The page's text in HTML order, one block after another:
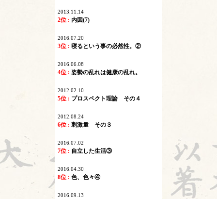
2013.11.14
2位 : 内因(7)
2016.07.20
3位 : 寝るという事の必然性。②
2016.06.08
4位 : 姿勢の乱れは健康の乱れ。
2012.02.10
5位 : プロスペクト理論 その４
2012.08.24
6位 : 刺激量 その３
2016.07.02
7位 : 自立した生活③
2016.04.30
8位 : 色、色々④
2016.09.13